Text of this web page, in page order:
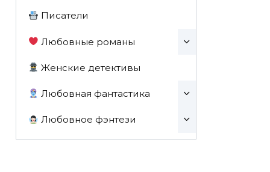
Писатели
Любовные романы
Женские детективы
Любовная фантастика
Любовное фэнтези